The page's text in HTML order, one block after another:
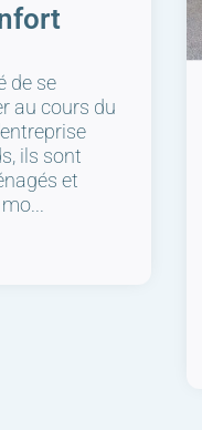
de se
au cours du
ils sont
et